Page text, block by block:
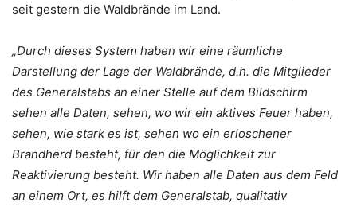
seit gestern die Waldbrände im Land.
„Durch dieses System haben wir eine räumliche
Darstellung der Lage der Waldbrände, d.h. die Mitglieder
des Generalstabs an einer Stelle auf dem Bildschirm
sehen alle Daten, sehen, wo wir ein aktives Feuer haben,
sehen, wie stark es ist, sehen wo ein erloschener
Brandherd besteht, für den die Möglichkeit zur
Reaktivierung besteht. Wir haben alle Daten aus dem Feld
an einem Ort, es hilft dem Generalstab, qualitativ